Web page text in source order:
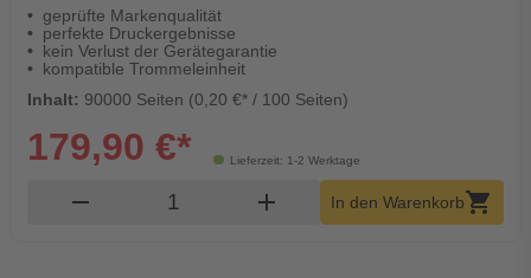
geprüfte Markenqualität
perfekte Druckergebnisse
kein Verlust der Gerätegarantie
kompatible Trommeleinheit
Inhalt: 90000 Seiten (0,20 €* / 100 Seiten)
Lieferzeit: 1-2 Werktage
179,90 €*
remove Produkt Warenkorb Menge
add In den Warenkorbshopping_cart